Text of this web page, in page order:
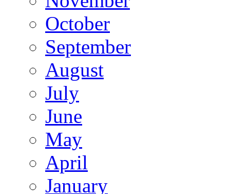
October
September
August
July
June
May
April
January